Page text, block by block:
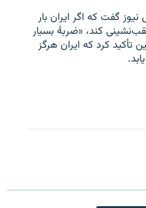
گفت که اگر ایران بار
کند، «ضربهٔ بسیار
کرد که ایران هرگز